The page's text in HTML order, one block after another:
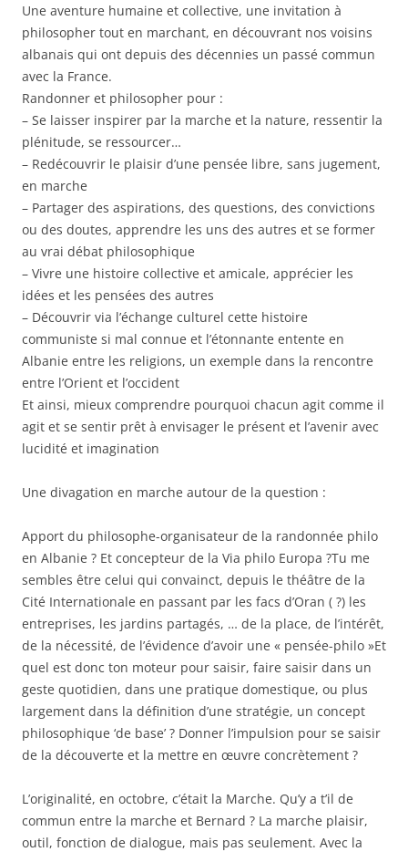
Une aventure humaine et collective, une invitation à
philosopher tout en marchant, en découvrant nos voisins
albanais qui ont depuis des décennies un passé commun
avec la France.
Randonner et philosopher pour :
– Se laisser inspirer par la marche et la nature, ressentir la
plénitude, se ressourcer…
– Redécouvrir le plaisir d’une pensée libre, sans jugement,
en marche
– Partager des aspirations, des questions, des convictions
ou des doutes, apprendre les uns des autres et se former
au vrai débat philosophique
– Vivre une histoire collective et amicale, apprécier les
idées et les pensées des autres
– Découvrir via l’échange culturel cette histoire
communiste si mal connue et l’étonnante entente en
Albanie entre les religions, un exemple dans la rencontre
entre l’Orient et l’occident
Et ainsi, mieux comprendre pourquoi chacun agit comme il
agit et se sentir prêt à envisager le présent et l’avenir avec
lucidité et imagination
Une divagation en marche autour de la question :
Apport du philosophe-organisateur de la randonnée philo
en Albanie ? Et concepteur de la Via philo Europa ?Tu me
sembles être celui qui convainct, depuis le théâtre de la
Cité Internationale en passant par les facs d’Oran ( ?) les
entreprises, les jardins partagés, … de la place, de l’intérêt,
de la nécessité, de l’évidence d’avoir une « pensée-philo »Et
quel est donc ton moteur pour saisir, faire saisir dans un
geste quotidien, dans une pratique domestique, ou plus
largement dans la définition d’une stratégie, un concept
philosophique ‘de base’ ? Donner l’impulsion pour se saisir
de la découverte et la mettre en œuvre concrètement ?
L’originalité, en octobre, c’était la Marche. Qu’y a t’il de
commun entre la marche et Bernard ? La marche plaisir,
outil, fonction de dialogue, mais pas seulement. Avec la